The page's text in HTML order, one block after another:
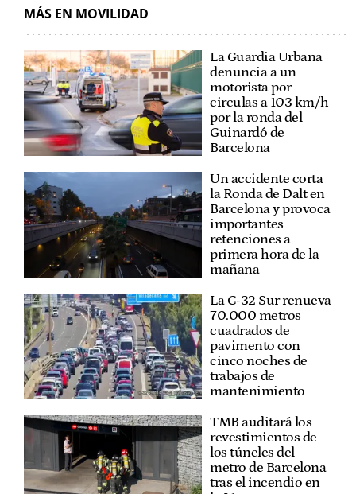
MÁS EN MOVILIDAD
La Guardia Urbana
denuncia a un
motorista por
circulas a 103 km/h
por la ronda del
Guinardó de
Barcelona
Un accidente corta
la Ronda de Dalt en
Barcelona y provoca
importantes
retenciones a
primera hora de la
mañana
La C-32 Sur renueva
70.000 metros
cuadrados de
pavimento con
cinco noches de
trabajos de
mantenimiento
TMB auditará los
revestimientos de
los túneles del
metro de Barcelona
tras el incendio en